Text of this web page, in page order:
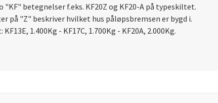
betegnelser f.eks. KF20Z og KF20-A på typeskiltet.
på "Z" beskriver hvilket hus påløpsbremsen er bygd i.
1.400Kg - KF17C, 1.700Kg - KF20A, 2.000Kg.